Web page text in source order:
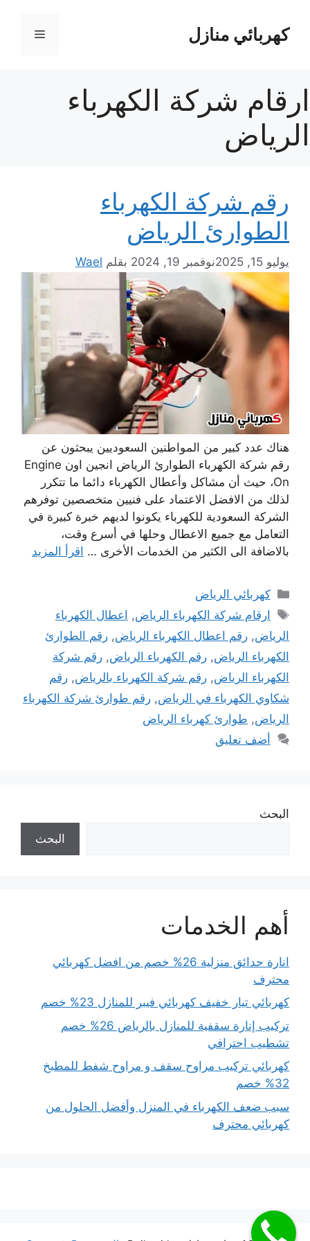
المحتوىكهربائي منازل القائمة
ارقام شركة الكهرباء
الرياض
رقم شركة الكهرباء
الطوارئ الرياض
يوليو 15, 2025 نوفمبر 19, 2024 بقلم Wael
هناك عدد كبير من المواطنين السعوديين يبحثون عن
رقم شركة الكهرباء الطوارئ الرياض انجين اون Engine
On، حيث أن مشاكل وأعطال الكهرباء دائما ما تتكرر
لذلك من الافضل الاعتماد على فنيين متخصصين توفرهم
الشركة السعودية للكهرباء يكونوا لديهم خبرة كبيرة في
التعامل مع جميع الاعطال وحلها في أسرع وقت،
بالاضافة الى الكثير من الخدمات الأخرى … اقرأ المزيد
التصنيفات
كهربائي الرياض
الوسوم
ارقام شركة الكهرباء الرياض, اعطال الكهرباء
الرياض, رقم اعطال الكهرباء الرياض, رقم الطوارئ
الكهرباء الرياض, رقم الكهرباء الرياض, رقم شركة
الكهرباء الرياض, رقم شركة الكهرباء بالرياض, رقم
شكاوي الكهرباء في الرياض, رقم طوارئ شركة الكهرباء
الرياض, طوارئ كهرباء الرياض
أضف تعليق
البحث
البحث
أهم الخدمات
انارة حدائق منزلية 26% خصم من افضل كهربائي
محترف
كهربائي تيار خفيف كهربائي فيبر للمنازل 23% خصم
تركيب إنارة سقفية للمنازل بالرياض 26% خصم
تشطيب احترافي
كهربائي تركيب مراوح سقف و مراوح شفط للمطبخ
32% خصم
سبب ضعف الكهرباء في المنزل وأفضل الحلول من
كهربائي محترف